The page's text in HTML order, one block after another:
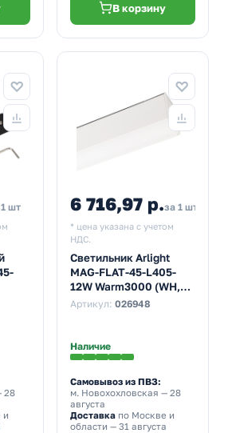
В корзину
шт
28
и
6 716,97 р.за 1 шт
* цена указана с учетом
НДС.
Светильник Arlight
MAG-FLAT-45-L405-
12W Warm3000 (WH,
100 deg, 24V)
Артикул: 026948
Наличие
Самовывоз из ПВЗ:
м. Новохохловская — 28
августа
Доставкапо Москве и
области — 31 августа